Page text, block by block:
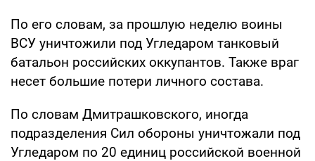
По его словам, за прошлую неделю воины
ВСУ уничтожили под Угледаром танковый
батальон российских оккупантов. Также враг
несет большие потери личного состава.
По словам Дмитрашковского, иногда
подразделения Сил обороны уничтожали под
Угледаром по 20 единиц российской военной